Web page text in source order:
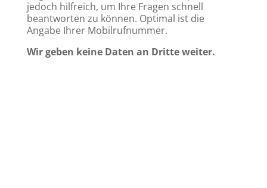
jedoch hilfreich, um Ihre Fragen schnell
beantworten zu können. Optimal ist die
Angabe Ihrer Mobilrufnummer.
Wir geben keine Daten an Dritte weiter.